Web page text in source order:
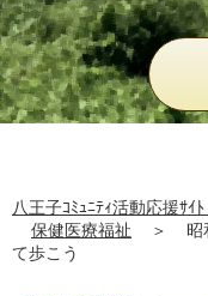
八王子ｺﾐｭﾆﾃｨ活動応援ｻ
保健医療福祉
＞
て歩こう